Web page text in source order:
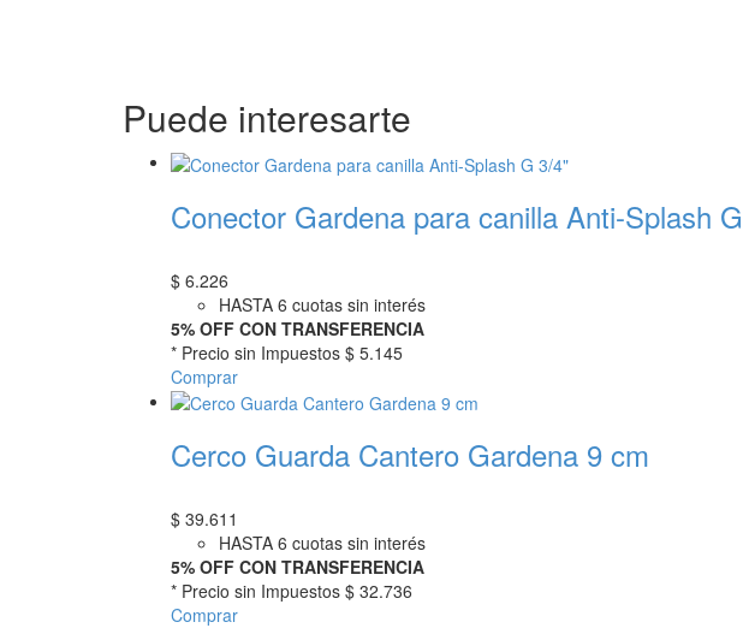
Puede interesarte
Conector Gardena para canilla Anti-Splash
$ 6.226
HASTA 6 cuotas sin interés
5% OFF CON TRANSFERENCIA
* Precio sin Impuestos $ 5.145
Comprar
Cerco Guarda Cantero Gardena 9 cm
$ 39.611
HASTA 6 cuotas sin interés
5% OFF CON TRANSFERENCIA
* Precio sin Impuestos $ 32.736
Comprar